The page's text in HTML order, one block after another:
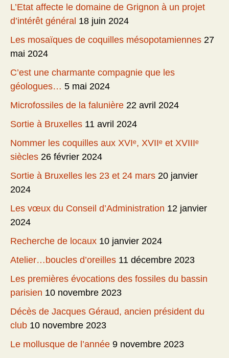
L’Etat affecte le domaine de Grignon à un projet
d’intérêt général 18 juin 2024
Les mosaïques de coquilles mésopotamiennes 27
mai 2024
C’est une charmante compagnie que les
géologues… 5 mai 2024
Microfossiles de la falunière 22 avril 2024
Sortie à Bruxelles 11 avril 2024
Nommer les coquilles aux XVIᵉ, XVIIᵉ et XVIIIᵉ
siècles 26 février 2024
Sortie à Bruxelles les 23 et 24 mars 20 janvier
2024
Les vœux du Conseil d’Administration 12 janvier
2024
Recherche de locaux 10 janvier 2024
Atelier…boucles d’oreilles 11 décembre 2023
Les premières évocations des fossiles du bassin
parisien 10 novembre 2023
Décès de Jacques Géraud, ancien président du
club 10 novembre 2023
Le mollusque de l’année 9 novembre 2023